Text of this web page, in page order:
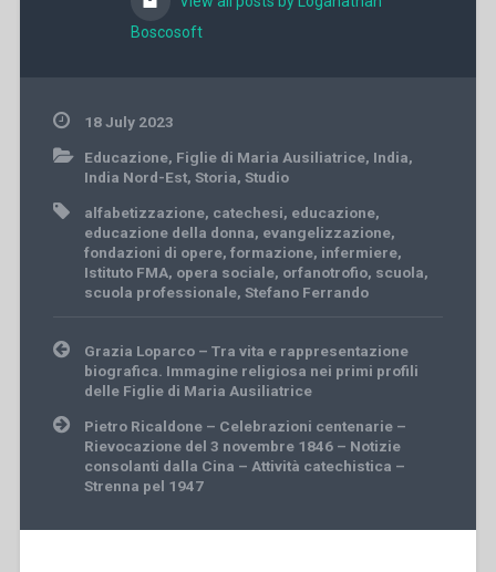
Boscosoft
18 July 2023
Educazione, Figlie di Maria Ausiliatrice, India,
India Nord-Est, Storia, Studio
alfabetizzazione, catechesi, educazione,
educazione della donna, evangelizzazione,
fondazioni di opere, formazione, infermiere,
Istituto FMA, opera sociale, orfanotrofio, scuola,
scuola professionale, Stefano Ferrando
Post
navigation
Grazia Loparco – Tra vita e rappresentazione
biografica. Immagine religiosa nei primi profili
delle Figlie di Maria Ausiliatrice
Pietro Ricaldone – Celebrazioni centenarie –
Rievocazione del 3 novembre 1846 – Notizie
consolanti dalla Cina – Attività catechistica –
Strenna pel 1947